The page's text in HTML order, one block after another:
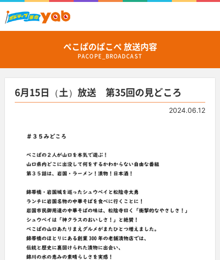
ぺこぱのぱこぺ 放送内容
PACOPE_BROADCAST
6月15日（土）放送 第35回の見どころ
2024.06.12